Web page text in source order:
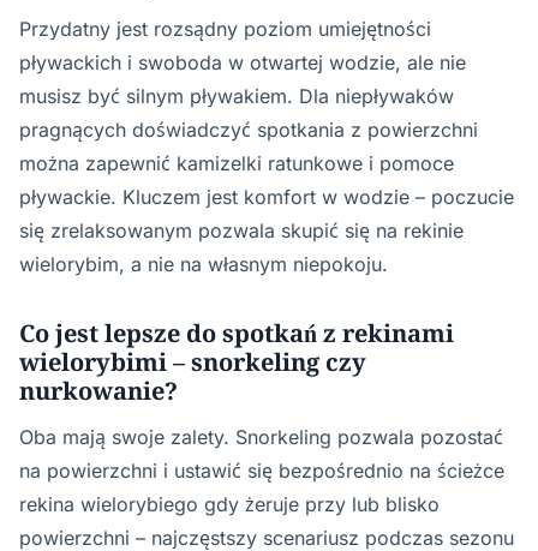
Przydatny jest rozsądny poziom umiejętności
pływackich i swoboda w otwartej wodzie, ale nie
musisz być silnym pływakiem. Dla niepływaków
pragnących doświadczyć spotkania z powierzchni
można zapewnić kamizelki ratunkowe i pomoce
pływackie. Kluczem jest komfort w wodzie – poczucie
się zrelaksowanym pozwala skupić się na rekinie
wielorybim, a nie na własnym niepokoju.
Co jest lepsze do spotkań z rekinami
wielorybimi – snorkeling czy
nurkowanie?
Oba mają swoje zalety. Snorkeling pozwala pozostać
na powierzchni i ustawić się bezpośrednio na ścieżce
rekina wielorybiego gdy żeruje przy lub blisko
powierzchni – najczęstszy scenariusz podczas sezonu